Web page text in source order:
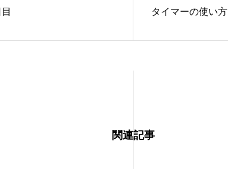
タイマーの使い方
関連記事